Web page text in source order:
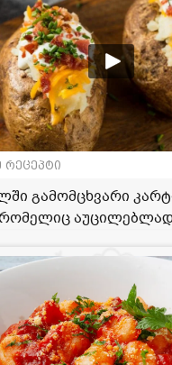
რეცეპტი
გამომცხვარი